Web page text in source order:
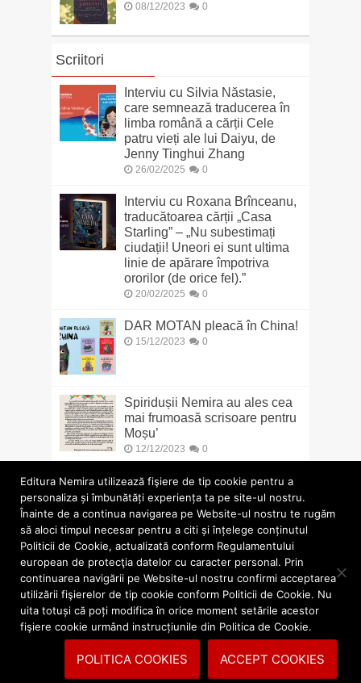
08/12/2023 0
Scriitori
Interviu cu Silvia Năstasie,
care semnează traducerea în
limba română a cărții Cele
patru vieți ale lui Daiyu, de
Jenny Tinghui Zhang
26/02/2025 0
Interviu cu Roxana Brînceanu,
traducătoarea cărții „Casa
Starling” – „Nu subestimați
ciudații! Uneori ei sunt ultima
linie de apărare împotriva
ororilor (de orice fel).”
20/02/2025 0
DAR MOTAN pleacă în China!
15/12/2023 0
Spiridușii Nemira au ales cea
mai frumoasă scrisoare pentru
Moșu’
12/12/2023 0
Editura Nemira utilizează fişiere de tip cookie pentru a
personaliza și îmbunătăți experiența ta pe site-ul nostru.
Înainte de a continua navigarea pe Website-ul nostru te rugăm
să aloci timpul necesar pentru a citi și înțelege conținutul
Politicii de Cookie, actualizată conform Regulamentului
european de protecţia datelor cu caracter personal. Prin
continuarea navigării pe Website-ul nostru confirmi acceptarea
utilizării fişierelor de tip cookie conform Politicii de Cookie. Nu
uita totuși că poți modifica în orice moment setările acestor
fişiere cookie urmând instrucțiunile din Politica de Cookie.
ACCEPT COOKIES
POLITICA COOKIES